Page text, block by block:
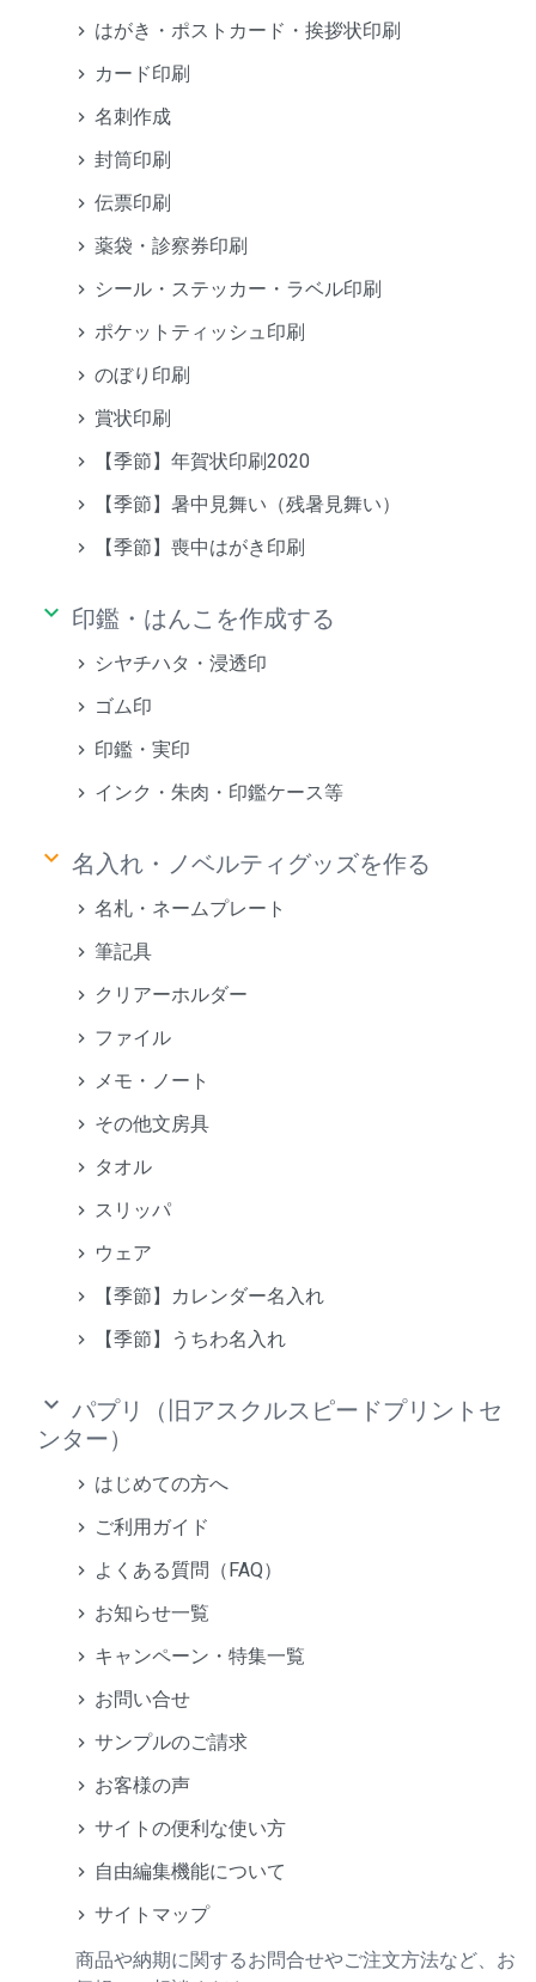
はがき・ポストカード・挨拶状印刷
カード印刷
名刺作成
封筒印刷
伝票印刷
薬袋・診察券印刷
シール・ステッカー・ラベル印刷
ポケットティッシュ印刷
のぼり印刷
賞状印刷
【季節】年賀状印刷2020
【季節】暑中見舞い（残暑見舞い）
【季節】喪中はがき印刷
keyboard_arrow_down 印鑑・はんこを作成する
シヤチハタ・浸透印
ゴム印
印鑑・実印
インク・朱肉・印鑑ケース等
keyboard_arrow_down 名入れ・ノベルティグッズを作る
名札・ネームプレート
筆記具
クリアーホルダー
ファイル
メモ・ノート
その他文房具
タオル
スリッパ
ウェア
【季節】カレンダー名入れ
【季節】うちわ名入れ
keyboard_arrow_down パプリ（旧アスクルスピードプリントセ
ンター）
はじめての方へ
ご利用ガイド
よくある質問（FAQ）
お知らせ一覧
キャンペーン・特集一覧
お問い合せ
サンプルのご請求
お客様の声
サイトの便利な使い方
自由編集機能について
サイトマップ
商品や納期に関するお問合せやご注文方法など、お